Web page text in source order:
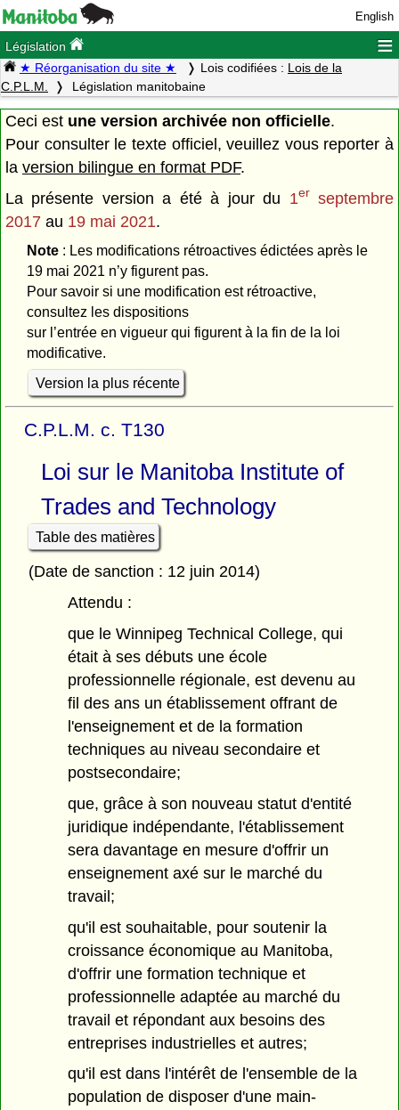
English
Législation ≡
★ Réorganisation du site ★ Lois codifiées : Lois de la
C.P.L.M.
Législation manitobaine
Ceci est une version archivée non officielle.
Pour consulter le texte officiel, veuillez vous reporter à
la version bilingue en format PDF.
La présente version a été à jour du 1er septembre
2017 au 19 mai 2021.
Note: Les modifications rétroactives édictées après le
19 mai 2021 n’y figurent pas.
Pour savoir si une modification est rétroactive,
consultez les dispositions
sur l’entrée en vigueur qui figurent à la fin de la loi
modificative.
Version la plus récente
C.P.L.M. c. T130
Loi sur le Manitoba Institute of
Trades and Technology
Table des matières
(Date de sanction : 12 juin 2014)
Attendu :
que le Winnipeg Technical College, qui
était à ses débuts une école
professionnelle régionale, est devenu au
fil des ans un établissement offrant de
l'enseignement et de la formation
techniques au niveau secondaire et
postsecondaire;
que, grâce à son nouveau statut d'entité
juridique indépendante, l'établissement
sera davantage en mesure d'offrir un
enseignement axé sur le marché du
travail;
qu'il est souhaitable, pour soutenir la
croissance économique au Manitoba,
d'offrir une formation technique et
professionnelle adaptée au marché du
travail et répondant aux besoins des
entreprises industrielles et autres;
qu'il est dans l'intérêt de l'ensemble de la
population de disposer d'une main-